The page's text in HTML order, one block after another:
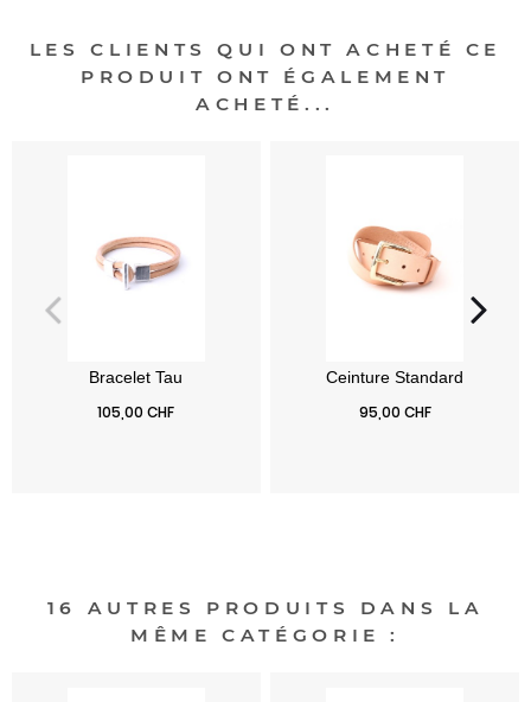
LES CLIENTS QUI ONT ACHETÉ CE
PRODUIT ONT ÉGALEMENT
ACHETÉ...
Prix
105,00 CHF Prix
95,00 CHF
16 AUTRES PRODUITS DANS LA
MÊME CATÉGORIE :